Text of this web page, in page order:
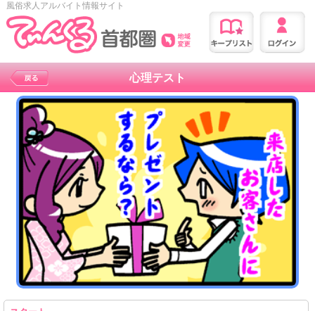
風俗求人アルバイト情報サイト
心理テスト